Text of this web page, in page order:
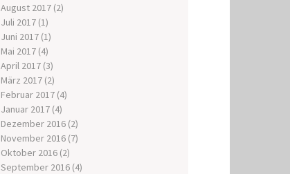
August 2017 (2)
Juli 2017 (1)
Juni 2017 (1)
Mai 2017 (4)
April 2017 (3)
März 2017 (2)
Februar 2017 (4)
Januar 2017 (4)
Dezember 2016 (2)
November 2016 (7)
Oktober 2016 (2)
September 2016 (4)